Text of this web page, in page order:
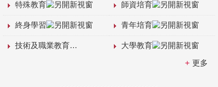
特殊教育 師資培育
終身學習 青年培育
技術及職業教育 大學教育
更多